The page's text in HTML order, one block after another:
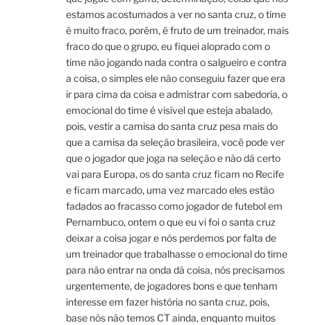
estamos acostumados a ver no santa cruz, o time
é muito fraco, porém, é fruto de um treinador, mais
fraco do que o grupo, eu fiquei aloprado com o
time não jogando nada contra o salgueiro e contra
a coisa, o simples ele não conseguiu fazer que era
ir para cima da coisa e admistrar com sabedoria, o
emocional do time é visível que esteja abalado,
pois, vestir a camisa do santa cruz pesa mais do
que a camisa da seleção brasileira, você pode ver
que o jogador que joga na seleção e não dá certo
vai para Europa, os do santa cruz ficam no Recife
e ficam marcado, uma vez marcado eles estão
fadados ao fracasso como jogador de futebol em
Pernambuco, ontem o que eu vi foi o santa cruz
deixar a coisa jogar e nós perdemos por falta de
um treinador que trabalhasse o emocional do time
para não entrar na onda dá coisa, nós precisamos
urgentemente, de jogadores bons e que tenham
interesse em fazer história no santa cruz, pois,
base nós não temos CT ainda, enquanto muitos